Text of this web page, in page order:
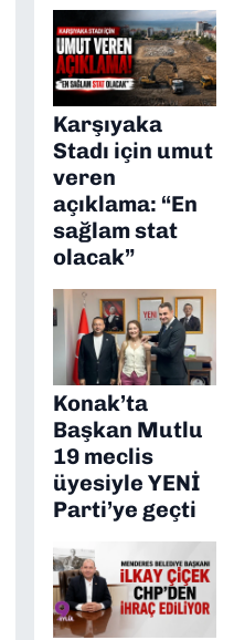
Karşıyaka
Stadı için umut
veren
açıklama: “En
sağlam stat
olacak”
Konak’ta
Başkan Mutlu
19 meclis
üyesiyle YENİ
Parti’ye geçti